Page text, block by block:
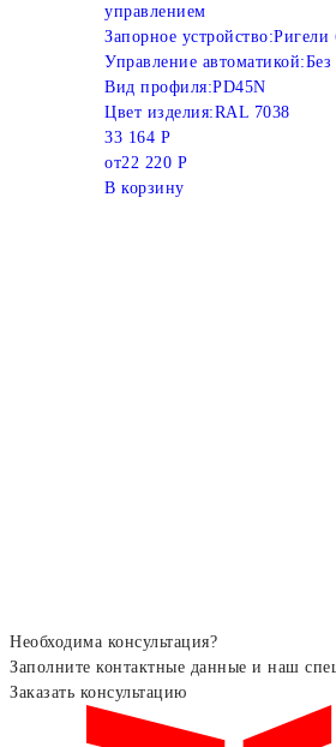
управлением
Запорное устройство:Ригели
Управление автоматикой:Без
Вид профиля:PD45N
Цвет изделия:RAL 7038
33 164 Р
от22 220 Р
В корзину
Необходима консультация?
Заполните контактные данные и наш
Заказать консультацию